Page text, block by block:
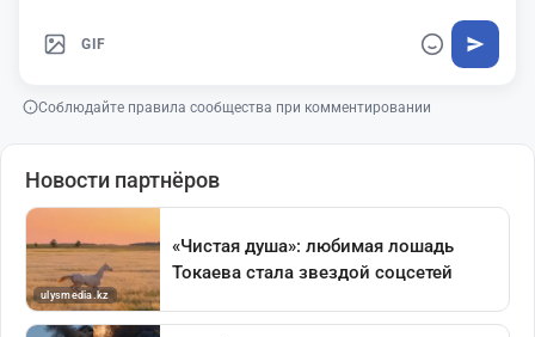
GIF
Соблюдайте правила сообщества при комментировании